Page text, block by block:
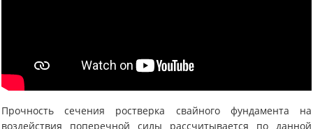
Прочность сечения ростверка свайного фундамента на
воздействия поперечной силы рассчитывается по данной